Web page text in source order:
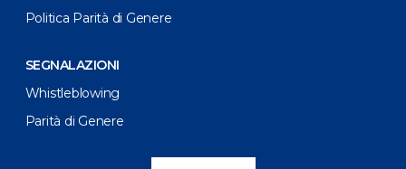
Politica Parità di Genere
SEGNALAZIONI
Whistleblowing
Parità di Genere